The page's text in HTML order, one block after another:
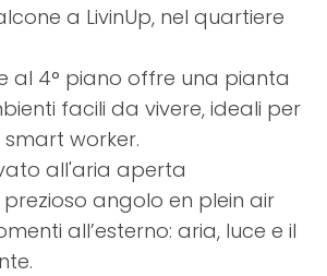
a LivinUp, nel quartiere
al 4° piano offre una pianta
facili da vivere, ideali per
worker.
all'aria aperta
angolo en plein air
all’esterno: aria, luce e il